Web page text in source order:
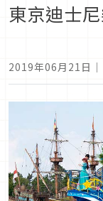
東京迪士
2019年06月21日